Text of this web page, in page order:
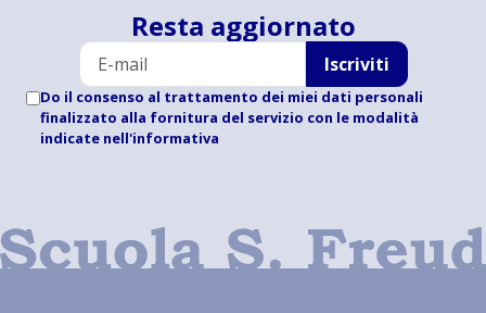
Resta aggiornato
Iscriviti
Do il consenso al trattamento dei miei dati personali
finalizzato alla fornitura del servizio con le modalità
indicate nell'informativa